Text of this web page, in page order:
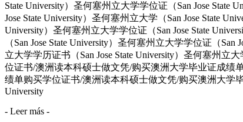
State University）圣何塞州立大学学位证（San Jose State
Jose State University）圣何塞州立大学（San Jose State
University）圣何塞州立大学学位证（San Jose State
（San Jose State University）圣何塞州立大学学位证（
立大学学历证书（San Jose State University）圣何塞州立
位证书/澳洲读本科硕士做文凭/购买澳洲大学毕业证成绩
绩单购买学位证书/澳洲读本科硕士做文凭/购买澳洲大学
University
- Leer más -